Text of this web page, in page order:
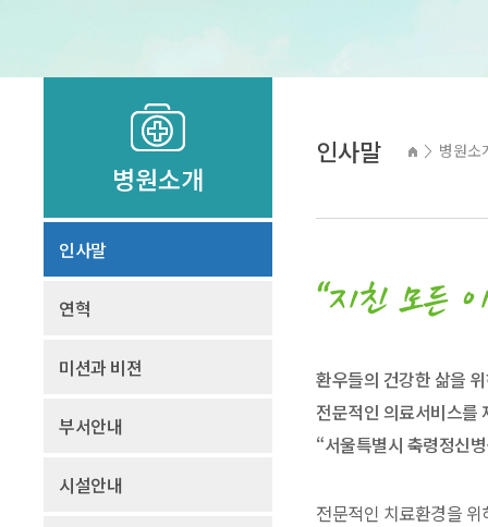
병원소개
인사말
연혁
미션과 비젼
부서안내
시설안내
인사말 > 병원
환우들의 건강한 삶을
전문적인 의료서비스를
“서울특별시 축령정신
전문적인 치료환경을